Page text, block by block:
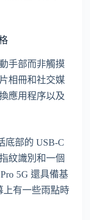
手部而非觸摸
相冊和社交媒
應用程序以及
底部的 USB-C
紋識別和一個
5G 還具備基
上有一些雨點時